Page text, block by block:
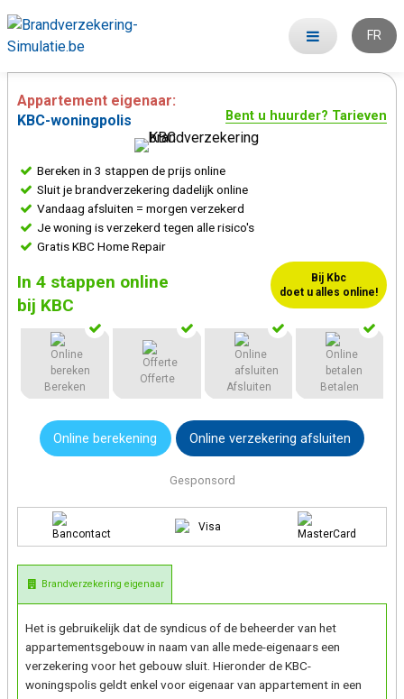
FR
Appartement eigenaar:
KBC-woningpolis
Bent u huurder? Tarieven
Bereken in 3 stappen de prijs online
Sluit je brandverzekering dadelijk online
Vandaag afsluiten = morgen verzekerd
Je woning is verzekerd tegen alle risico's
Gratis KBC Home Repair
In 4 stappen online
bij KBC
Bij Kbc
doet u alles online!
Bereken
Offerte
Afsluiten Betalen
Online berekening Online verzekering afsluiten
Gesponsord
Brandverzekering eigenaar
Het is gebruikelijk dat de syndicus of de beheerder van het
appartementsgebouw in naam van alle mede-eigenaars een
verzekering voor het gebouw sluit. Hieronder de KBC-
woningspolis geldt enkel voor eigenaar van appartement in een